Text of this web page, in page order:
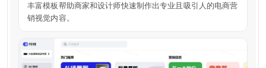
丰富模板帮助商家和设计师快速制作出专业且吸引人的电商营
销视觉内容。